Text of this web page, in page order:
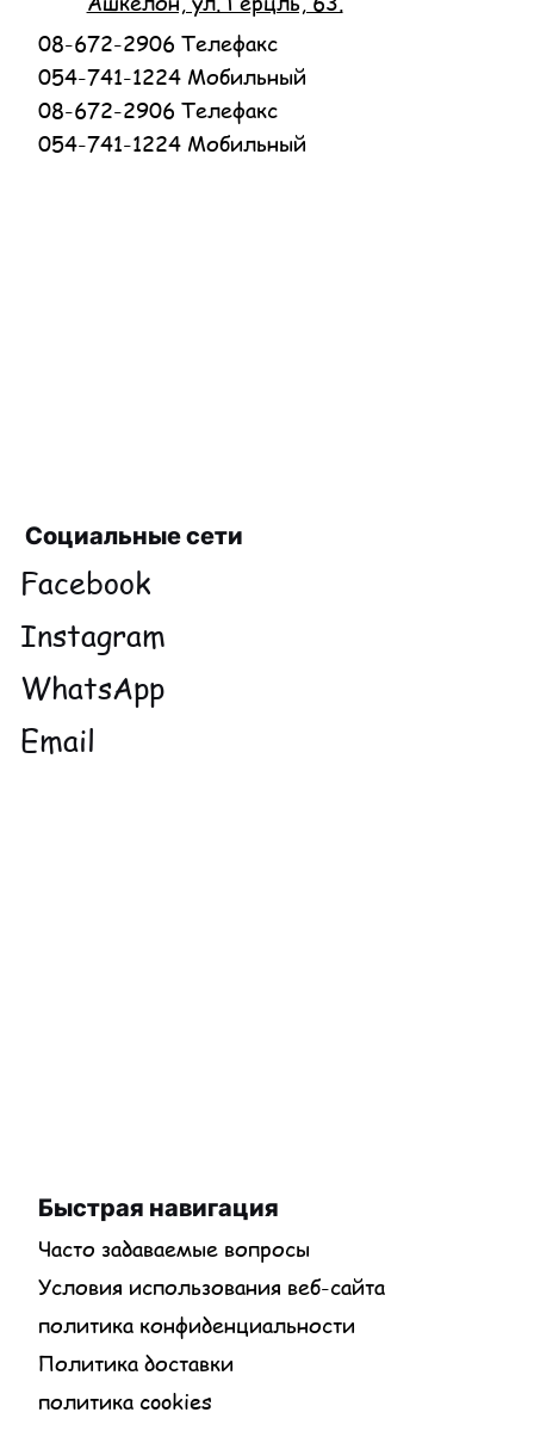
Социальные сети
Facebook
Instagram
WhatsApp
Email
08-672-2906 Телефакс
054-741-1224 Мобильный
08-672-2906 Телефакс
054-741-1224 Мобильный
Быстрая навигация
Часто задаваемые вопросы
Условия использования веб-сайта
политика конфиденциальности
Политика доставки
политика cookies